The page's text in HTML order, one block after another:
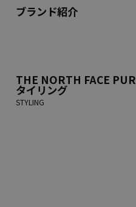
ブランド紹介
THE NORTH FACE
タイリング